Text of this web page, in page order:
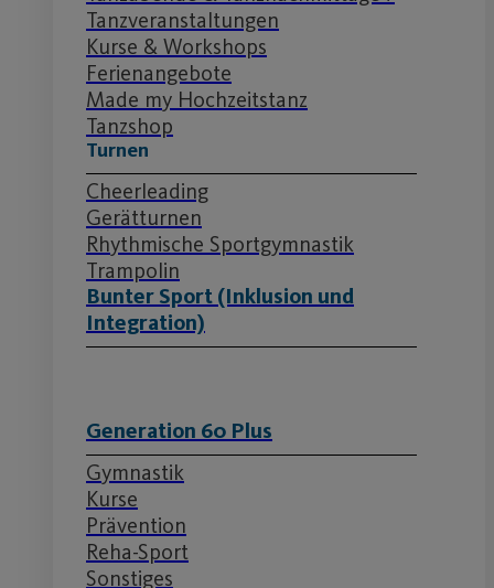
Tanzveranstaltungen
Kurse & Workshops
Ferienangebote
Made my Hochzeitstanz
Tanzshop
Turnen
Cheerleading
Gerätturnen
Rhythmische Sportgymnastik
Trampolin
Bunter Sport (Inklusion und
Integration)
Generation 60 Plus
Gymnastik
Kurse
Prävention
Reha-Sport
Sonstiges